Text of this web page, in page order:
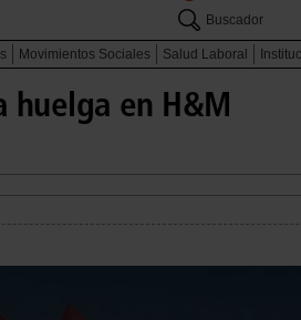
Buscador
Movimientos Sociales Salud Laboral
huelga en H&M